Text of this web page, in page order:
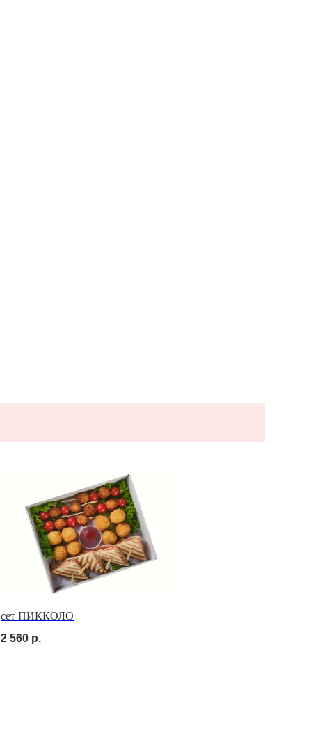
сет ПИККОЛО
2 560 р.